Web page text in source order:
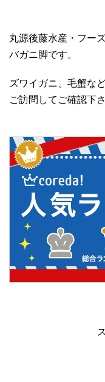
丸源後藤水産・フー
バガニ脚です。
ズワイガニ、毛蟹な
ご訪問してご確認下さ